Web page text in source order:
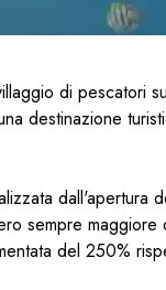
di pescatori
destinazione
sempre
del 250%